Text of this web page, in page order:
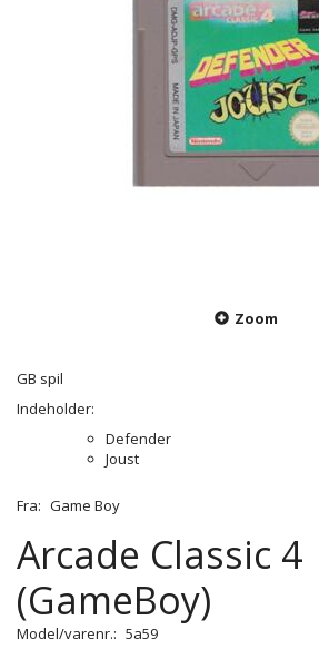
Zoom
GB spil
Indeholder:
Defender
Joust
Fra: Game Boy
Arcade Classic 4
(GameBoy)
Model/varenr.: 5a59